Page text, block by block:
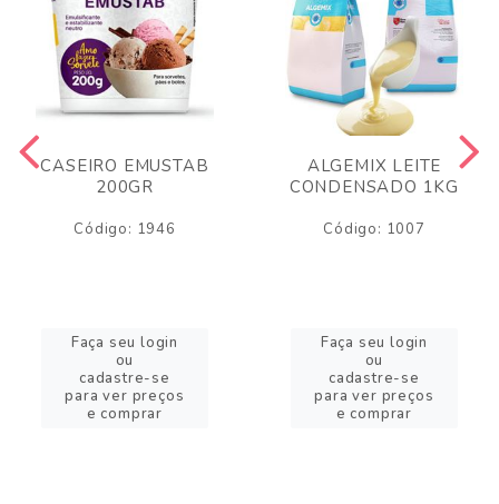
CASEIRO EMUSTAB
200GR
Código: 1946
Faça seu login
ou
cadastre-se
para ver preços
e comprar
ALGEMIX LEITE
CONDENSADO 1KG
Código: 1007
Faça seu login
ou
cadastre-se
para ver preços
e comprar